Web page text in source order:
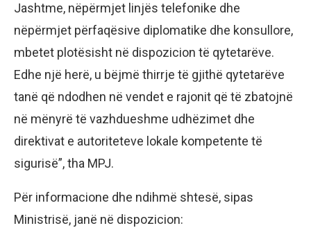
Jashtme, nëpërmjet linjës telefonike dhe
nëpërmjet përfaqësive diplomatike dhe konsullore,
mbetet plotësisht në dispozicion të qytetarëve.
Edhe një herë, u bëjmë thirrje të gjithë qytetarëve
tanë që ndodhen në vendet e rajonit që të zbatojnë
në mënyrë të vazhdueshme udhëzimet dhe
direktivat e autoriteteve lokale kompetente të
sigurisë”, tha MPJ.
Për informacione dhe ndihmë shtesë, sipas
Ministrisë, janë në dispozicion: